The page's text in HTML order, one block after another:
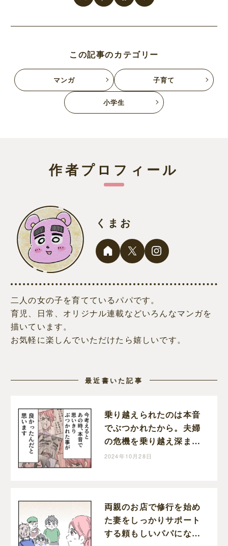
この記事のカテゴリー
マンガ 子育て
小学生
作者プロフィール
くまお
二人の女の子を育てているパパです。
育児、日常、オリジナル連載などいろんなマンガを
描いています。
お気軽に楽しんでいただけたら嬉しいです。
最近書いた記事
乗り越えられたのは本音
でぶつかれたから。夫婦
の危機を乗り越え深まっ
た家族の絆。育児なめす
2024年10月28日
両親のお店で修行を始め
た妻をしっかりサポート
する頼もしいパパになっ